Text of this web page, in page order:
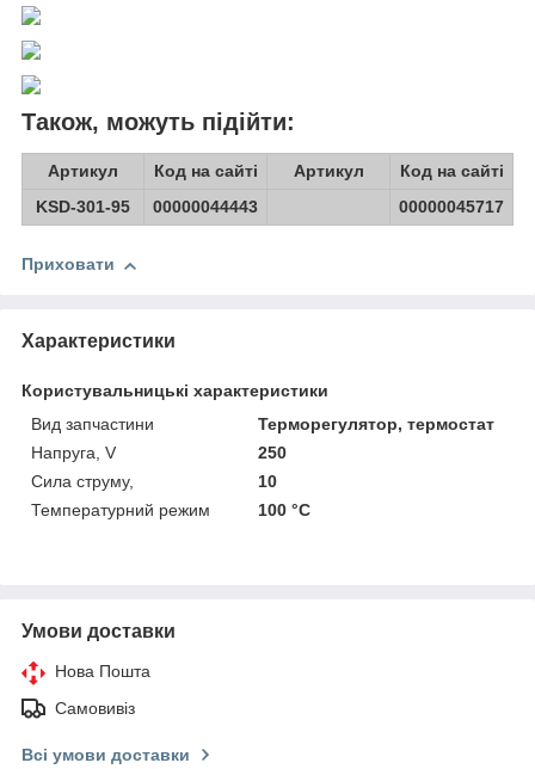
Також, можуть підійти:
Артикул Код на сайті Артикул
Код на сайті
KSD-301-95
00000044443 00000045717
Приховати
Характеристики
Користувальницькі характеристики
Вид запчастини
Терморегулятор, термостат
Напруга, V
250
Сила струму,
10
Температурний режим
100 °С
Умови доставки
Нова Пошта
Самовивіз
Всі умови доставки